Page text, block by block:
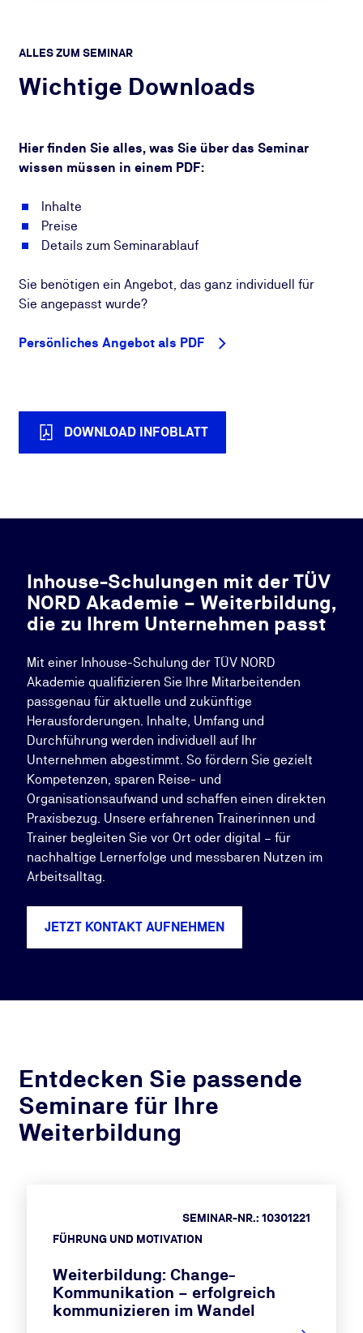
ALLES ZUM SEMINAR
Wichtige Downloads
Hier finden Sie alles, was Sie über das Seminar
wissen müssen in einem PDF:
Inhalte
Preise
Details zum Seminarablauf
Sie benötigen ein Angebot, das ganz individuell für
Sie angepasst wurde?
Persönliches Angebot als PDF
DOWNLOAD INFOBLATT
Inhouse-Schulungen mit der TÜV
NORD Akademie – Weiterbildung,
die zu Ihrem Unternehmen passt
Mit einer Inhouse-Schulung der TÜV NORD
Akademie qualifizieren Sie Ihre Mitarbeitenden
passgenau für aktuelle und zukünftige
Herausforderungen. Inhalte, Umfang und
Durchführung werden individuell auf Ihr
Unternehmen abgestimmt. So fördern Sie gezielt
Kompetenzen, sparen Reise- und
Organisationsaufwand und schaffen einen direkten
Praxisbezug. Unsere erfahrenen Trainerinnen und
Trainer begleiten Sie vor Ort oder digital – für
nachhaltige Lernerfolge und messbaren Nutzen im
Arbeitsalltag.
JETZT KONTAKT AUFNEHMEN
Entdecken Sie passende
Seminare für Ihre
Weiterbildung
FÜHRUNG UND MOTIVATION
SEMINAR-NR.: 10301221
Weiterbildung: Change-
Kommunikation – erfolgreich
kommunizieren im Wandel